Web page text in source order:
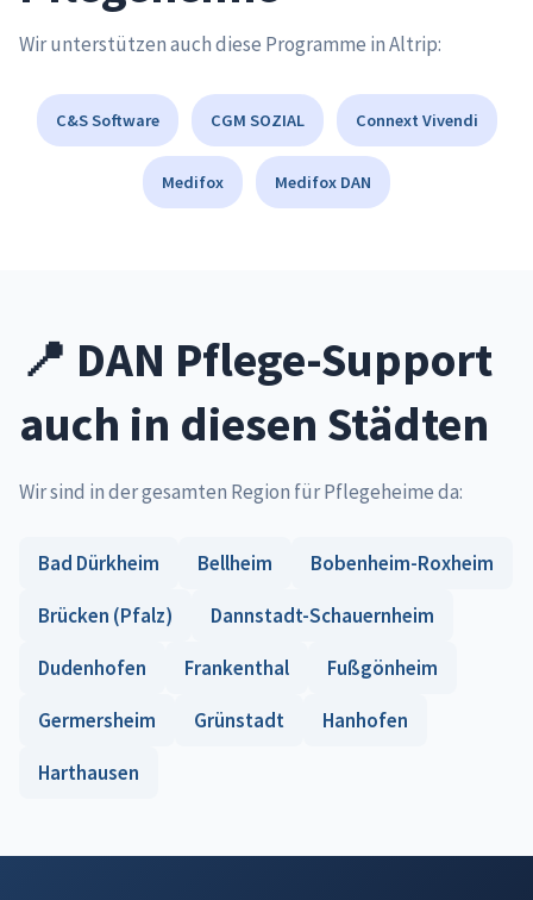
Wir unterstützen auch diese Programme in Altrip:
C&S Software CGM SOZIAL Connext Vivendi
Medifox Medifox DAN
📍 DAN Pflege-Support
auch in diesen Städten
Wir sind in der gesamten Region für Pflegeheime da:
Bad Dürkheim Bellheim
Bobenheim-Roxheim
Brücken (Pfalz)
Dannstadt-Schauernheim
Dudenhofen
Frankenthal
Fußgönheim
Germersheim
Grünstadt
Hanhofen
Harthausen